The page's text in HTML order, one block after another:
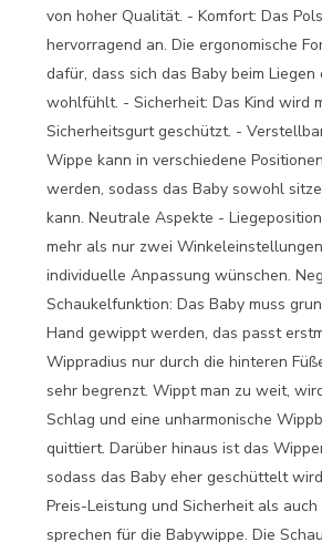
von hoher Qualität. - Komfort: Das
hervorragend an. Die ergonomische
dafür, dass sich das Baby beim Liegen
wohlfühlt. - Sicherheit: Das Kind wird
Sicherheitsgurt geschützt. -
Wippe kann in verschiedene
werden, sodass das Baby sowohl
kann. Neutrale Aspekte -
mehr als nur zwei
individuelle Anpassung wünschen.
Schaukelfunktion: Das Baby muss
Hand gewippt werden, das passt
Wippradius nur durch die hinteren
sehr begrenzt. Wippt man zu weit,
Schlag und eine unharmonische
quittiert. Darüber hinaus ist das
sodass das Baby eher geschüttelt
Preis-Leistung und Sicherheit als
sprechen für die Babywippe. Die